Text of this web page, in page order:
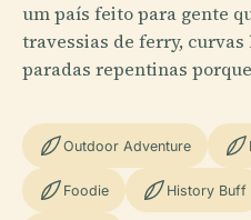
um país feito para gente
travessias de ferry, curvas
paradas repentinas
Outdoor Adventure
Foodie History Buff